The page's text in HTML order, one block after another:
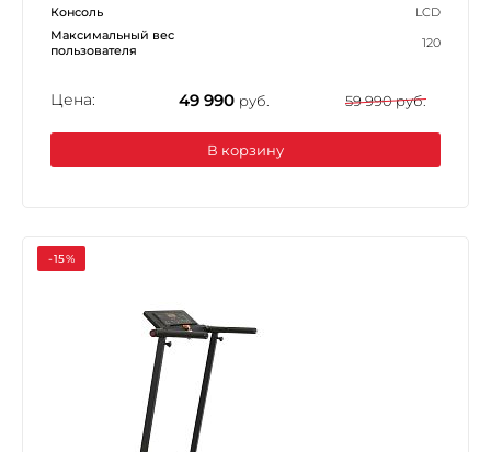
Консоль
LCD
Максимальный вес
пользователя
120
Цена: 49 990 руб. 59 990 руб.
В корзину
-15%